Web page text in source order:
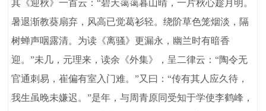
其《迎秋》一首云：“碧天霭霭暮山晴，一片秋心趁月明。
暑退渐教葵扇弃，风高已觉葛衫轻。绕阶草色笼烟淡，隔
树蝉声咽露清。为读《离骚》更漏永，幽兰时有暗香
迎。”未几，元理来，读余《外集》，呈二律云：“陶令无
官通刺易，崔偏有室入门难。”又曰：“传有其人应久待，
我生虽晚未嫌迟。”是年，与周青原同受知于学使李鹤峰，